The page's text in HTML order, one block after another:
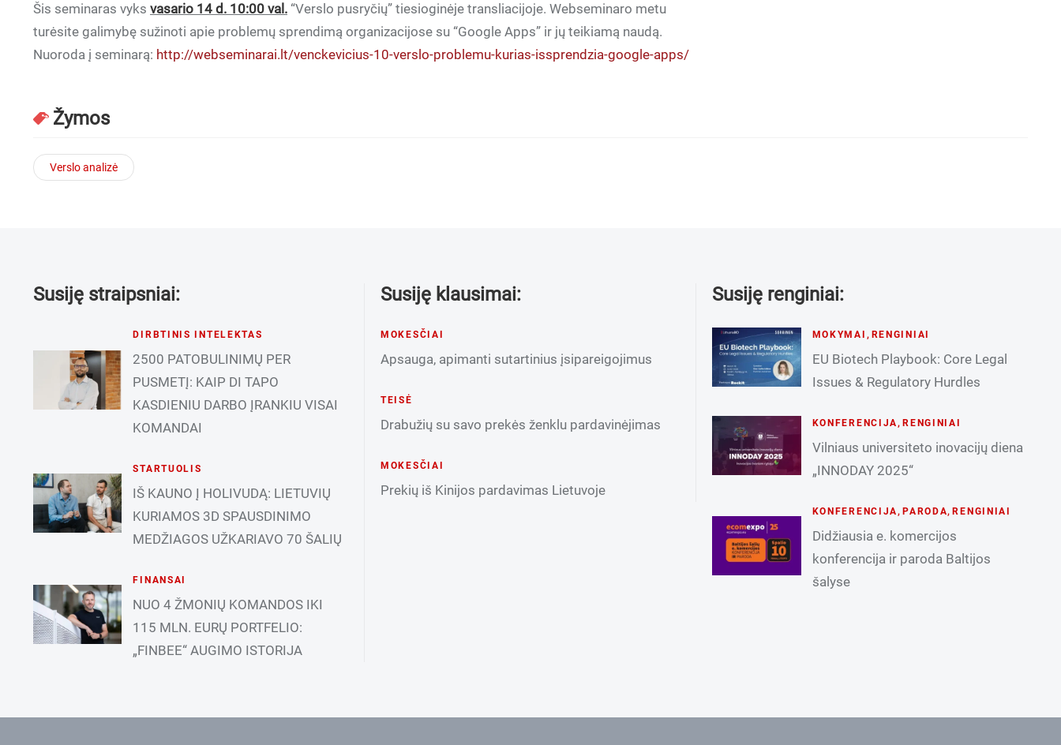
Šis seminaras vyks vasario 14 d. 10:00 val. “Verslo pusryčių” tiesioginėje transliacijoje. Webseminaro metu
turėsite galimybę sužinoti apie problemų sprendimą organizacijose su “Google Apps” ir jų teikiamą naudą.
Nuoroda į seminarą: http://webseminarai.lt/venckevicius-10-verslo-problemu-kurias-issprendzia-google-apps/
Žymos
Verslo analizė
Susiję straipsniai:
DIRBTINIS INTELEKTAS
2500 PATOBULINIMŲ PER
PUSMETĮ: KAIP DI TAPO
KASDIENIU DARBO ĮRANKIU VISAI
KOMANDAI
STARTUOLIS
IŠ KAUNO Į HOLIVUDĄ: LIETUVIŲ
KURIAMOS 3D SPAUSDINIMO
MEDŽIAGOS UŽKARIAVO 70 ŠALIŲ
FINANSAI
NUO 4 ŽMONIŲ KOMANDOS IKI
115 MLN. EURŲ PORTFELIO:
„FINBEE“ AUGIMO ISTORIJA
Susiję klausimai:
MOKESČIAI
Apsauga, apimanti sutartinius įsipareigojimus
TEISĖ
Drabužių su savo prekės ženklu pardavinėjimas
MOKESČIAI
Prekių iš Kinijos pardavimas Lietuvoje
Susiję renginiai:
MOKYMAI , RENGINIAI
EU Biotech Playbook: Core Legal
Issues & Regulatory Hurdles
KONFERENCIJA ,RENGINIAI
Vilniaus universiteto inovacijų diena
„INNODAY 2025“
KONFERENCIJA ,PARODA,RENGINIAI
Didžiausia e. komercijos
konferencija ir paroda Baltijos
šalyse